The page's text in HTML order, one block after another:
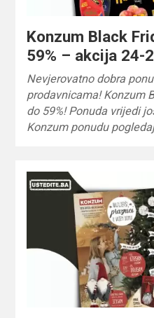
Konzum Black
59% – akcija 24-
Nevjerovatno dobra
prodavnicama! Konzum
do 59%! Ponuda vrijedi
Konzum ponudu